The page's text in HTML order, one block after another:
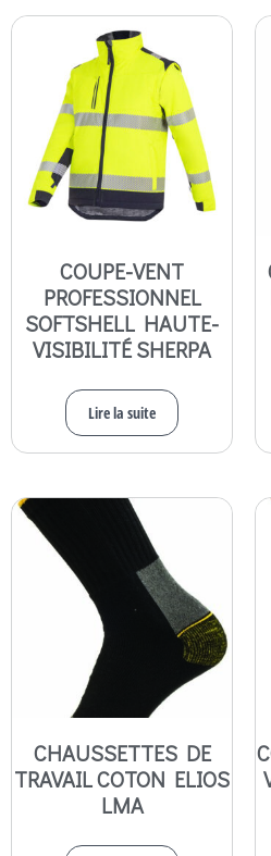
COUPE-VENT
PROFESSIONNEL
SOFTSHELL HAUTE-
VISIBILITÉ SHERPA
Lire la suite
CHAUSSETTES DE
TRAVAIL COTON ELIOS
LMA